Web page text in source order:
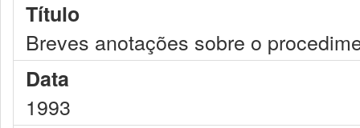
Título
Breves anotações sobre o
Data
1993